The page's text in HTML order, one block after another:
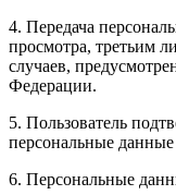
4. Передача
просмотра, третьим
случаев,
Федерации.
5. Пользователь
персональные
6. Персональные